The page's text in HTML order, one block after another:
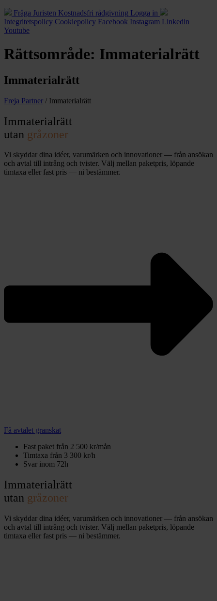
Fråga Juristen Kostnadsfri rådgivning Logga in
Integritetspolicy Cookiepolicy Facebook Instagram Linkedin
Youtube
Rättsområde: Immaterialrätt
Immaterialrätt
Freja Partner / Immaterialrätt
Immaterialrätt
utan gråzoner
Vi skyddar dina idéer, varumärken och innovationer — från ansökan
och avtal till intrång och tvister. Välj mellan paketpris, löpande
timtaxa eller fast pris — ni bestämmer.
Få avtalet granskat
Fast paket från 2 500 kr/mån
Timtaxa från 3 300 kr/h
Svar inom 72h
Immaterialrätt
utan gråzoner
Vi skyddar dina idéer, varumärken och innovationer — från ansökan
och avtal till intrång och tvister. Välj mellan paketpris, löpande
timtaxa eller fast pris — ni bestämmer.